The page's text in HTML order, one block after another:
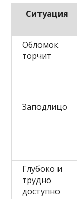
Ситуация
Обломок
торчит
Заподлицо
Глубоко и
трудно
доступно